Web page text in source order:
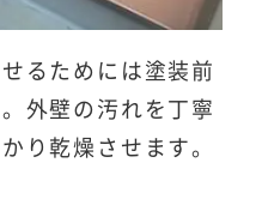
るためには塗装前
外壁の汚れを丁寧
り乾燥させます。